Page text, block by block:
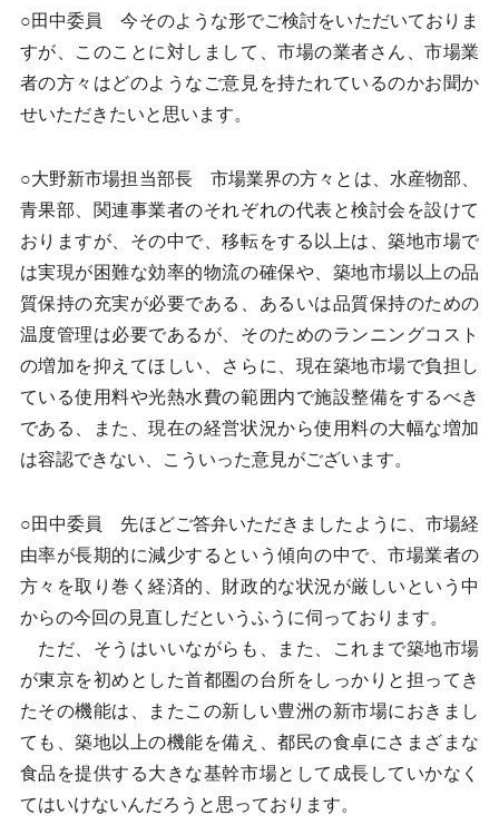
○田中委員 今そのような形でご検討をいただいておりま
すが、このことに対しまして、市場の業者さん、市場業
者の方々はどのようなご意見を持たれているのかお聞か
せいただきたいと思います。
○大野新市場担当部長 市場業界の方々とは、水産物部、
青果部、関連事業者のそれぞれの代表と検討会を設けて
おりますが、その中で、移転をする以上は、築地市場で
は実現が困難な効率的物流の確保や、築地市場以上の品
質保持の充実が必要である、あるいは品質保持のための
温度管理は必要であるが、そのためのランニングコスト
の増加を抑えてほしい、さらに、現在築地市場で負担し
ている使用料や光熱水費の範囲内で施設整備をするべき
である、また、現在の経営状況から使用料の大幅な増加
は容認できない、こういった意見がございます。
○田中委員 先ほどご答弁いただきましたように、市場経
由率が長期的に減少するという傾向の中で、市場業者の
方々を取り巻く経済的、財政的な状況が厳しいという中
からの今回の見直しだというふうに伺っております。
ただ、そうはいいながらも、また、これまで築地市場
が東京を初めとした首都圏の台所をしっかりと担ってき
たその機能は、またこの新しい豊洲の新市場におきまし
ても、築地以上の機能を備え、都民の食卓にさまざまな
食品を提供する大きな基幹市場として成長していかなく
てはいけないんだろうと思っております。